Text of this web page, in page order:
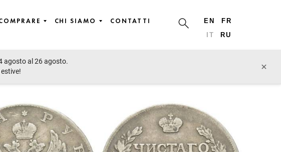
CHI SIAMO CONTATTI EN
FR
IT
RU
agosto al 26 agosto.
×